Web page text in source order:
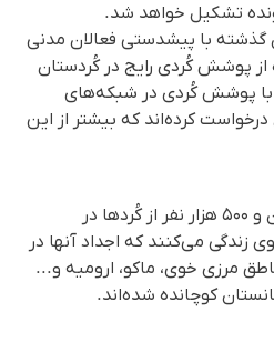
تشکیل خواهد شد.
گذشته با پیشدستی فعالان مدنی
از پوشش کُردی رایج در کُردستان
با پوشش کُردی در شبکه‌های
درخواست کرده‌اند که بیشتر از این
جمعیتی نزدیک به یک ملیون و ۵۰۰ هزار نفر از کُردها در
زندگی می‌کنند که اجداد آنها در
مرزی خوی، ماکو، ارومیه و...
کوچانده شده‌اند.